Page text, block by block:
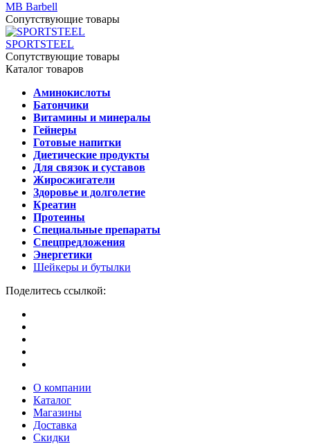
MB Barbell
Сопутствующие товары
SPORTSTEEL
Сопутствующие товары
Каталог товаров
Аминокислоты
Батончики
Витамины и минералы
Гейнеры
Готовые напитки
Диетические продукты
Для связок и суставов
Жиросжигатели
Здоровье и долголетие
Креатин
Протеины
Специальные препараты
Спецпредложения
Энергетики
Шейкеры и бутылки
Поделитесь ссылкой:
О компании
Каталог
Магазины
Доставка
Скидки